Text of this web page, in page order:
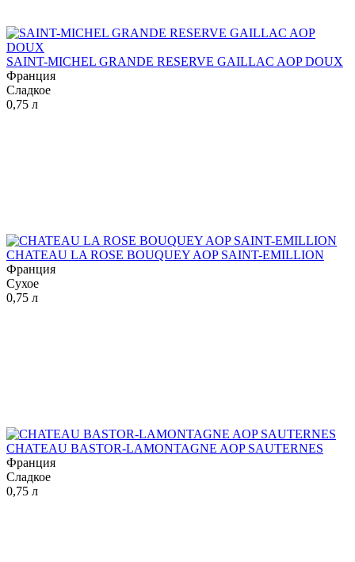
SAINT-MICHEL GRANDE RESERVE GAILLAC AOP DOUX
Франция
Сладкое
0,75 л
CHATEAU LA ROSE BOUQUEY AOP SAINT-EMILLION
Франция
Сухое
0,75 л
CHATEAU BASTOR-LAMONTAGNE AOP SAUTERNES
Франция
Сладкое
0,75 л